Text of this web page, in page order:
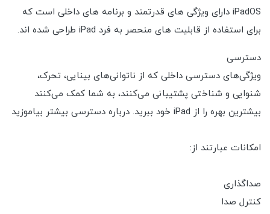
iPadOS دارای ویژگی های قدرتمند و برنامه های داخلی است که
برای استفاده از قابلیت های منحصر به فرد iPad طراحی شده اند.
دسترسی
ویژگی‌های دسترسی داخلی که از ناتوانی‌های بینایی، تحرک،
شنوایی و شناختی پشتیبانی می‌کنند، به شما کمک می‌کنند
بیشترین بهره را از iPad خود ببرید. درباره دسترسی بیشتر بیاموزید
امکانات عبارتند از:
صداگذاری
کنترل صدا